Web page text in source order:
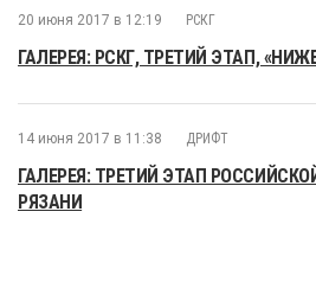
20 июня 2017 в 12:19 РСКГ
ГАЛЕРЕЯ: РСКГ, ТРЕТИЙ ЭТАП,
14 июня 2017 в 11:38 ДРИФТ
ГАЛЕРЕЯ: ТРЕТИЙ ЭТАП
РЯЗАНИ